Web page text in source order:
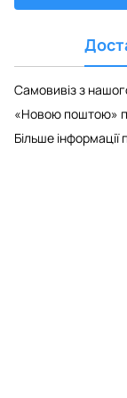
Самовивіз з
«Новою поштою»
Більше інформації